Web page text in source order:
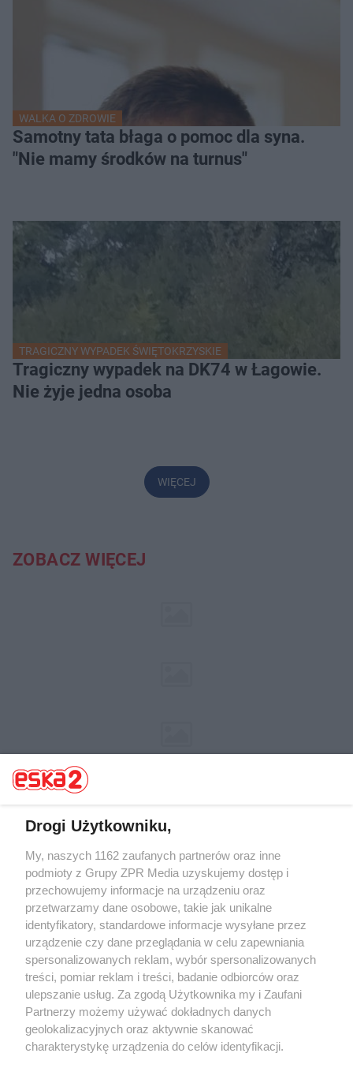
WALKA O ZDROWIE
Samotny tata błaga o pomoc dla syna.
"Nie mamy środków na turnus"
TRAGICZNY WYPADEK ŚWIĘTOKRZYSKIE
Tragiczny wypadek na DK74 w Łagowie.
Nie żyje jedna osoba
WIĘCEJ
ZOBACZ WIĘCEJ
Żaden utwór zamieszczony w serwisie nie może być powielany i
rozpowszechniany lub dalej rozpowszechniany w jakikolwiek sposób (w
tym także elektroniczny lub mechaniczny) na jakimkolwiek polu
eksploatacji w jakiejkolwiek formie, włącznie z umieszczaniem w
Internecie bez pisemnej zgody właściciela praw. Jakiekolwiek użycie lub
wykorzystanie utworów w całości lub w części z naruszeniem prawa,
tzn. bez właściwej zgody, jest zabronione pod groźbą kary i może być
ścigane prawnie.
Drogi Użytkowniku,
My, naszych 1162 zaufanych partnerów oraz inne
podmioty z Grupy ZPR Media uzyskujemy dostęp i
przechowujemy informacje na urządzeniu oraz
przetwarzamy dane osobowe, takie jak unikalne
identyfikatory, standardowe informacje wysyłane przez
urządzenie czy dane przeglądania w celu zapewniania
spersonalizowanych reklam, wybór spersonalizowanych
treści, pomiar reklam i treści, badanie odbiorców oraz
ulepszanie usług. Za zgodą Użytkownika my i Zaufani
Partnerzy możemy używać dokładnych danych
geolokalizacyjnych oraz aktywnie skanować
charakterystykę urządzenia do celów identyfikacji.